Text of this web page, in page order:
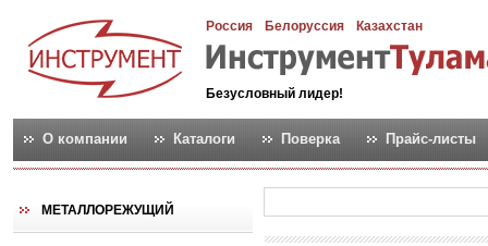
Россия Белоруссия Казахстан
Безусловный лидер!
О компании Каталоги Поверка Прайс-листы
МЕТАЛЛОРЕЖУЩИЙ